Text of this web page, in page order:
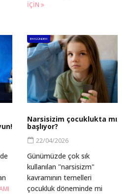
IÇIN
BM GÜNDEM
Narsisizim çocuklukta mı
başlıyor?
22/04/2026
Günümüzde çok sık
kullanılan "narsisizm"
kavramının temelleri
çocukluk döneminde mi